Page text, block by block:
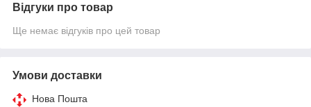
Відгуки про товар
Ще немає відгуків про цей товар
Умови доставки
Нова Пошта